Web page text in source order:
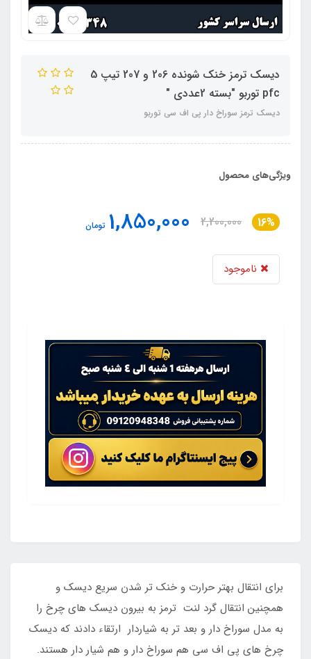
دیسک ترمز خنک شونده 206 و 207 تیپ 5
pfc توربو "بسته 2عددی "
دیسک ترمز سوراخ دار پی اف سی توربو
ویژگی‌های محصول
16%
2,200,000
1,850,000 تومان
ناموجود
برای انتقال بهتر حرارت و خنک تر شدن سریع دیسک و
همچنین انتقال گرد لنت ترمز به بیرون دیسک های چرخ را
به مدل سوراخ دار و بعد تر به شیاردار ارتقاء دادند که دیسک
چرخ های پی اف سی هم سوراخ دار و هم شیار دار هستند.